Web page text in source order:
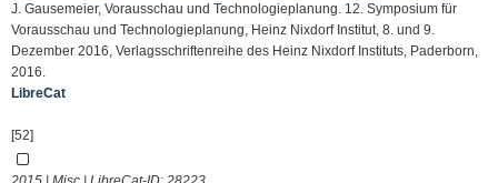
J. Gausemeier, Vorausschau und Technologieplanung. 12. Symposium für
Vorausschau und Technologieplanung, Heinz Nixdorf Institut, 8. und 9.
Dezember 2016, Verlagsschriftenreihe des Heinz Nixdorf Instituts, Paderborn,
2016.
LibreCat
[52]